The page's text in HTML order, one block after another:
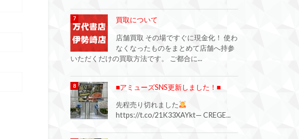
買取について
店舗買取 その場ですぐに現金化！ 使わ
なくなったものをまとめて店舗へ持参
いただくだけの買取方法です。 ご都合に...
■アミューズSNS更新しました！■
先程売り切れました
https://t.co/21K33XAYkt— CREGE...